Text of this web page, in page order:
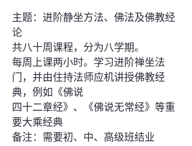
主题：进阶静坐方法、佛法及佛教经
论
共八十周课程，分为八学期。
每周上课两小时。学习进阶禅坐法
门，并由住持法师应机讲授佛教经
典，例如《佛说
四十二章经》、《佛说无常经》等重
要大乘经典
备注：需要初、中、高级班结业